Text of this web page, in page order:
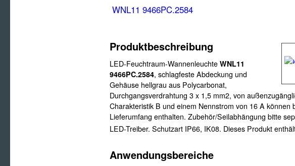
WNL11 9466PC.2584
Produktbeschreibung
LED-Feuchtraum-Wannenleuchte WNL11
9466PC.2584, schlagfeste Abdeckung und
Gehäuse hellgrau aus Polycarbonat,
Durchgangsverdrahtung 3 x 1,5 mm2, von
Charakteristik B und einem Nennstrom von 16 A
Lieferumfang enthalten. Zubehör/Seilabhängung bitte
LED-Treiber. Schutzart IP66, IK08. Dieses Produkt
Anwendungsbereiche